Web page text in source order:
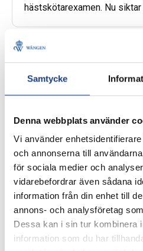
Samtycke
Denna webbplats använder
Vi använder
och annonserna till
för sociala medier och
vidarebefordrar även sådana
information från din enhet till
annons- och analysföretag
Dessa kan i sin tur kombinera
information som du har
hästskötarexamen. Nu
22 mars 2019